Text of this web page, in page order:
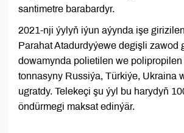
santimetre barabardyr.
2021-nji ýylyň iýun aýynda işe
Parahat Atadurdyýewe degişli zawod
dowamynda polietilen we
tonnasyny Russiýa, Türkiýe, Ukraina
ugratdy. Telekeçi şu ýyl bu harydyň
öndürmegi maksat edinýär.